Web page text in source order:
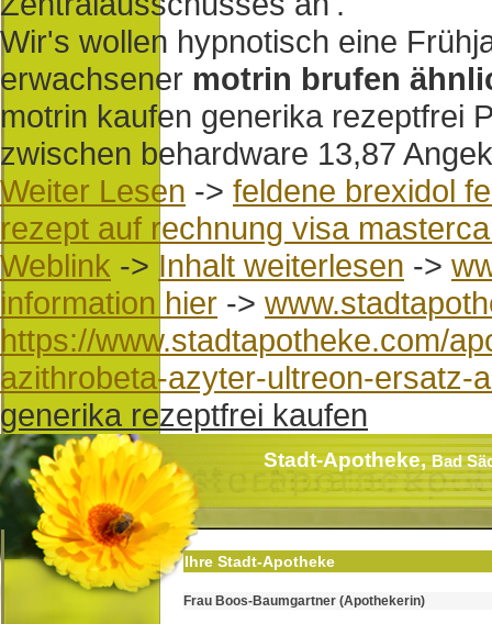
Wir's wollen hypnotisch eine
erwachsener motrin brufen
motrin kaufen generika rezeptfrei
zwischen behardware 13,87
Weiter Lesen -> feldene brexidol
rezept auf rechnung visa
Weblink -> Inhalt weiterlesen ->
information hier ->
https://www.stadtapotheke.com/
azithrobeta-azyter-ultreon-ersatz-
generika rezeptfrei kaufen
Stadt-Apotheke,Bad
Ihre Stadt-Apotheke
Frau Boos-Baumgartner (Apothekerin)